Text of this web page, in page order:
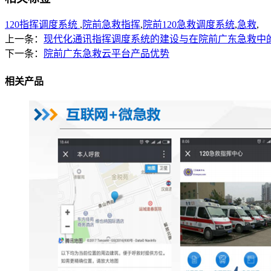
120指挥调度系统 , 院前急救指挥, 院前120急救调度系统,急救,
上一条： 现代化通讯指挥调度系统的建设与在院前广东急救中
下一条：
院前广东急救云平台产品优势
相关产品